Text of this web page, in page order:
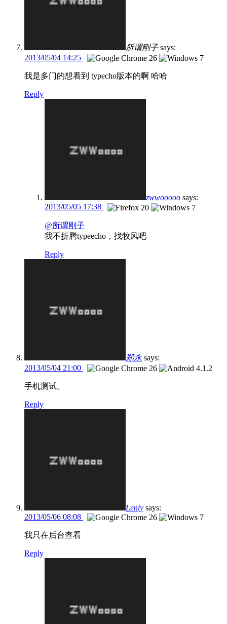
所谓刚子 says:
2013/05/04 14:25
我是多门的想看到 typecho版本的啊 哈哈
Reply
zwwooooo says:
2013/05/05 17:38
@所谓刚子
我不折腾typeecho，找牧风吧
Reply
郑永 says:
2013/05/04 21:00
手机测试。
Reply
Leniy says:
2013/05/06 08:08
我只在后台查看
Reply